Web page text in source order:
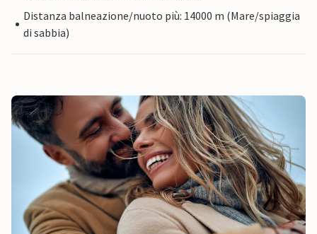
Distanza balneazione/nuoto più: 14000 m (Mare/spiaggia
di sabbia)